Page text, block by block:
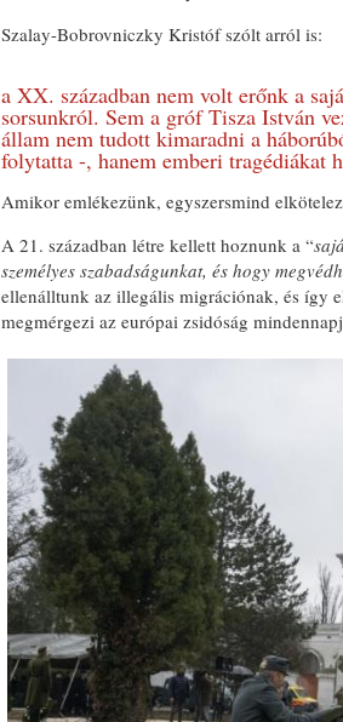
Szalay-Bobrovniczky Kristóf szólt arról is:
a XX. században nem volt erőnk a
sorsunkról. Sem a gróf Tisza István
állam nem tudott kimaradni a
folytatta -, hanem emberi tragédiákat
Amikor emlékezünk, egyszersmind
A 21. században létre kellett hoznunk a “
személyes szabadságunkat, és hogy
ellenálltunk az illegális migrációnak, és így
megmérgezi az európai zsidóság